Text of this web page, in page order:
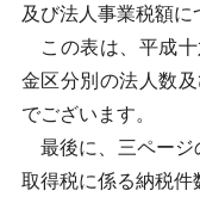
及び法人事業税額に
この表は、平成十
金区分別の法人数
でございます。
最後に、三ページ
取得税に係る納税件